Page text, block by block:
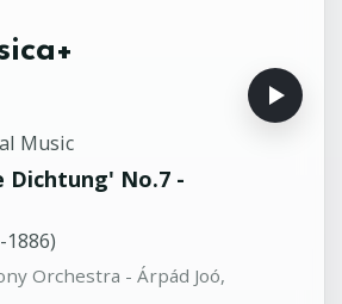
Amadeus Mozart (1756-
Music
Dichtung' No.7 -
Orchestra - Árpád Joó,